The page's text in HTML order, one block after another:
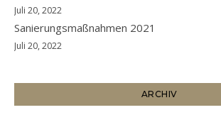
Juli 20, 2022
Sanierungsmaßnahmen 2021
Juli 20, 2022
ARCHIV